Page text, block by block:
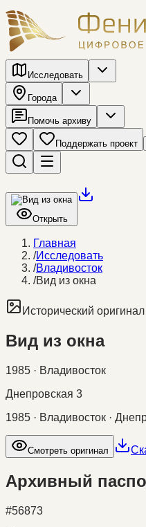
Исследовать
Города
Помочь архиву
Поддержать проект
Открыть
Главная
/Исследовать
/Владивосток
/Вид из окна
Исторический оригинал
Вид из окна
1985 · Владивосток
Днепровская 3
1985 · Владивосток ·
Смотреть оригинал
Архивный
#56873